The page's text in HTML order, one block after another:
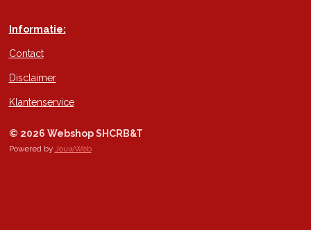
Informatie:
Contact
Disclaimer
Klantenservice
© 2026 Webshop SHCRB&T
Powered by JouwWeb